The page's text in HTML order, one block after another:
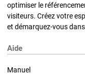
optimiser le
visiteurs. Créez votre
et démarquez-vous
Aide
Manuel